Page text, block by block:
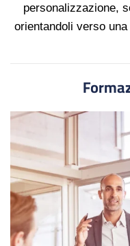
personalizzazione,
orientandoli verso